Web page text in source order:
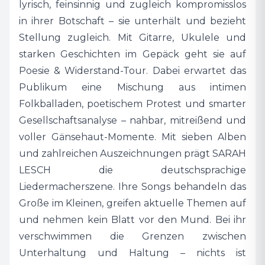
Hier bin ich wild und wütend und liebend und
verletzbar und hier kann ich mich ganz dem
Moment verschenken und denen, die diese
Lieder mit mir teilen – die das gleiche fühlen wie
ich und sich mit mir in meiner Welt treffen. Da,
wo wir uns gegenseitig wiedererkennen“, freut
sich SARAH LESCH auf ihre anstehende Tour.
Wenn SARAH LESCH Ukulele und Gitarre
mitsamt starken und berührenden
Geschichten in den Tourkoffer packt, dann
kommt das Publikum garantiert auf seine
Kosten. Auf der Bühne vereint sie Folk, Punk
und tiefgehende Erzählkunst. Hier ist für jeden
etwas dabei. Ob intime, balladeske Folkperlen,
lyrisch, feinsinnig und zugleich kompromisslos
in ihrer Botschaft – sie unterhält und bezieht
Stellung zugleich. Mit Gitarre, Ukulele und
starken Geschichten im Gepäck geht sie auf
Poesie & Widerstand-Tour. Dabei erwartet das
Publikum eine Mischung aus intimen
Folkballaden, poetischem Protest und smarter
Gesellschaftsanalyse – nahbar, mitreißend und
voller Gänsehaut-Momente. Mit sieben Alben
und zahlreichen Auszeichnungen prägt SARAH
LESCH die deutschsprachige
Liedermacherszene. Ihre Songs behandeln das
Große im Kleinen, greifen aktuelle Themen auf
und nehmen kein Blatt vor den Mund. Bei ihr
verschwimmen die Grenzen zwischen
Unterhaltung und Haltung – nichts ist